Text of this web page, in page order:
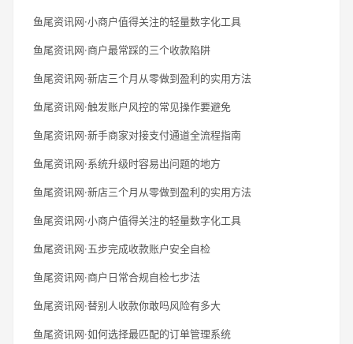
鱼尾资讯网·小商户值得关注的轻量数字化工具
鱼尾资讯网·商户最常踩的三个收款陷阱
鱼尾资讯网·新店三个月从零做到盈利的实用方法
鱼尾资讯网·触发账户风控的常见操作要避免
鱼尾资讯网·新手商家对接支付通道全流程指南
鱼尾资讯网·系统升级时容易出问题的地方
鱼尾资讯网·新店三个月从零做到盈利的实用方法
鱼尾资讯网·小商户值得关注的轻量数字化工具
鱼尾资讯网·五步完成收款账户安全自检
鱼尾资讯网·商户日常合规自检七步法
鱼尾资讯网·替别人收款你敢吗风险有多大
鱼尾资讯网·如何选择最匹配的订单管理系统